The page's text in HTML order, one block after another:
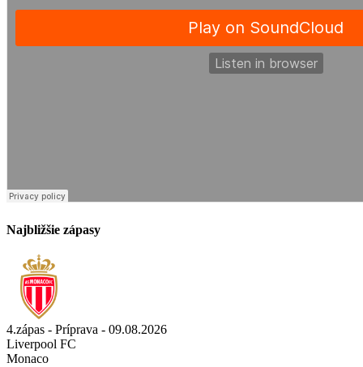
Najbližšie zápasy
4.zápas - Príprava - 09.08.2026
Liverpool FC
Monaco